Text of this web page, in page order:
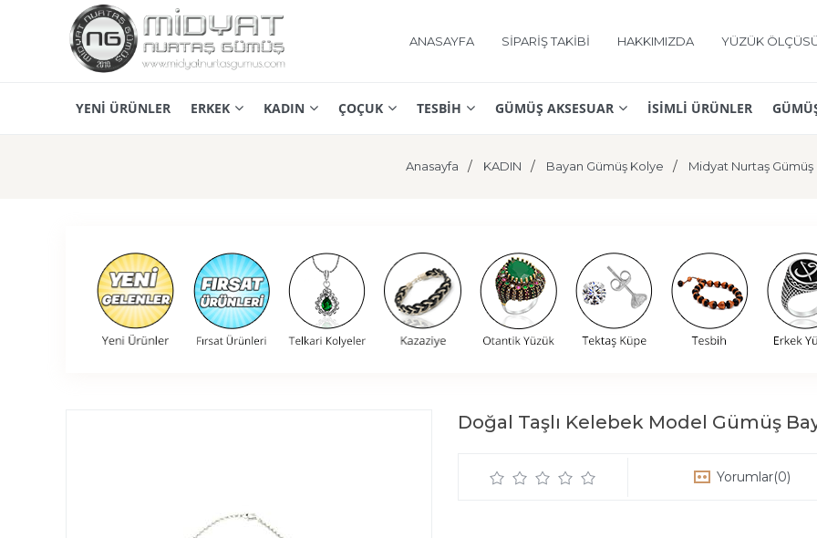
ANASAYFA SİPARİŞ TAKİBİ HAKKIMIZDA YÜZÜK
YENİ ÜRÜNLER ERKEK KADIN ÇOÇUK TESBİH GÜMÜŞ AKSESUAR İSİMLİ ÜRÜNLER
Anasayfa KADIN Bayan Gümüş Kolye Midyat Nurtaş Gümüş
Doğal Taşlı Kelebek Model Gümüş
Yorumlar(0)